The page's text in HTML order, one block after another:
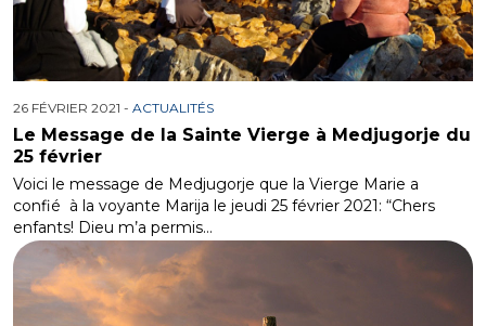
26 FÉVRIER 2021 - ACTUALITÉS
Le Message de la Sainte Vierge à Medjugorje du
25 février
Voici le message de Medjugorje que la Vierge Marie a
confié à la voyante Marija le jeudi 25 février 2021: “Chers
enfants! Dieu m’a permis…